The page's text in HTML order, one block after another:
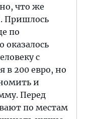
что же
Пришлось
по
оказалось
с
в 200 евро, но
и
Перед
по местам